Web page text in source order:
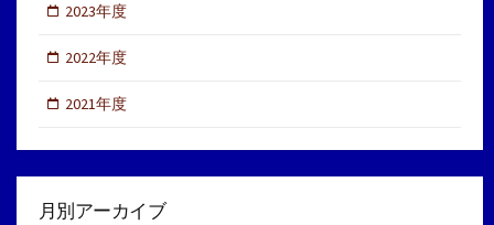
2023年度
2022年度
2021年度
月別アーカイブ